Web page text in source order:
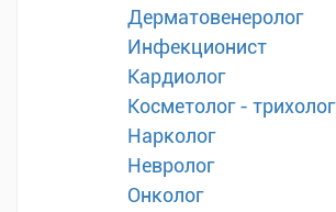
Дерматовенеролог
Инфекционист
Кардиолог
Косметолог - трихолог
Нарколог
Невролог
Онколог